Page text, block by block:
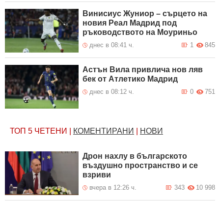
Винисиус Жуниор – сърцето на
новия Реал Мадрид под
ръководството на Моуриньо
днес в 08:41 ч. 845
1
Астън Вила привлича нов ляв
бек от Атлетико Мадрид
днес в 08:12 ч. 751
0
ТОП 5 ЧЕТЕНИ КОМЕНТИРАНИ НОВИ
Дрон нахлу в българското
въздушно пространство и се
взриви
вчера в 12:26 ч. 10 998
343